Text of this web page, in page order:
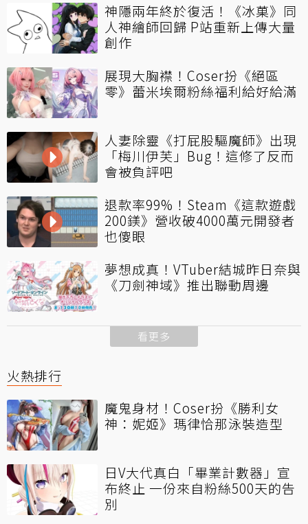
神隱兩年終於復活！《冰菓》同
人神繪師回歸 P站重新上傳大量
創作
展現大胸襟！Coser扮《絕區
零》蕾米埃爾粉絲福利給好給滿
人妻除靈《打屁股驅魔師》出現
「梅川伊芙」Bug！這修了反而
會被負評吧
退款率99%！Steam《這款遊戲
200鎂》營收破4000萬元開發者
也傻眼
夢想成真！VTuber結城昨日奈與
《刀劍神域》推出聯動周邊
看更多
火熱排行
魔鬼身材！Coser扮《勝利女
神：妮姬》瑪律恰那泳裝造型
日V大代真白「畢業計數器」宣
布終止 一份來自粉絲500天的告
別